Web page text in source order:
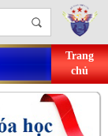
Trang
chủ